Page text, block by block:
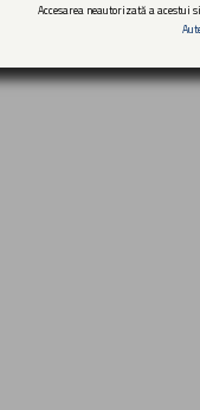
Accesarea neautorizată a acestui